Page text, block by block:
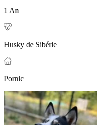
1 An
Husky de Sibérie
Pornic